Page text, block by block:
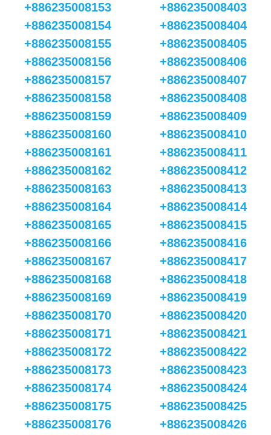
+886235008153
+886235008154
+886235008155
+886235008156
+886235008157
+886235008158
+886235008159
+886235008160
+886235008161
+886235008162
+886235008163
+886235008164
+886235008165
+886235008166
+886235008167
+886235008168
+886235008169
+886235008170
+886235008171
+886235008172
+886235008173
+886235008174
+886235008175
+886235008176
+886235008403
+886235008404
+886235008405
+886235008406
+886235008407
+886235008408
+886235008409
+886235008410
+886235008411
+886235008412
+886235008413
+886235008414
+886235008415
+886235008416
+886235008417
+886235008418
+886235008419
+886235008420
+886235008421
+886235008422
+886235008423
+886235008424
+886235008425
+886235008426